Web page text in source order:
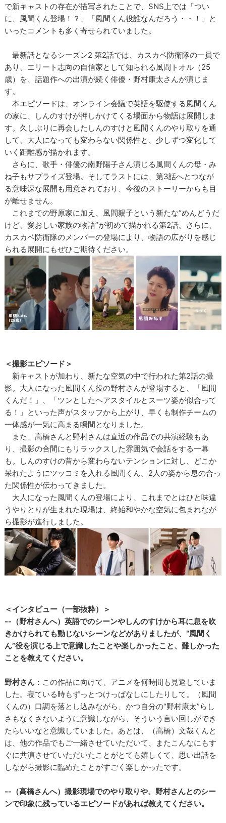
で新キャストの存在が描写されたことで、SNS上では「つい
に、風間くん登場！？」「風間くん役誰なんだろう・・！」と
いったコメントも多く寄せられていました。
最新話となるシーズン2 第2話では、カスカベ防衛隊の一員で
あり、エリート志向の自信家として知られる風間トオル（25
歳）を、話題作への出演が続く俳優・野村康太さんが演じま
す。
本エピソードは、オンライン会議で英語を駆使する風間くん
の家に、しんのすけが押しかけてくる場面から物語は展開しま
す。久しぶりに再会したしんのすけと風間くんのやり取りを通
して、大人になっても変わらない関係性と、少しずつ変化して
いく距離感が描かれます。
さらに、歌手・俳優の南野陽子さん演じる風間くんの母・み
ね子もサプライズ登場。そしてラストには、第3話へとつなが
る意味深な展開も用意されており、今後のストーリーからも目
が離せません。
これまでの野原家に加え、風間親子という新たな“めんどうだ
けど、愛おしい家族の物語”が初めて描かれる第2話。さらに、
カスカベ防衛隊のメンバーの登場により、物語の広がりを感じ
られる展開にもぜひご期待ください。
＜撮影エピソード＞
新キャストが加わり、新たな空気の中で行われた第2話の撮
影。大人になった風間くん役の野村さんが登場すると、「風間
くんだ！」、「ツンとしたヘアスタイルとスーツ姿が似合って
る！」といった声がスタッフから上がり、早くも制作チームの
一体感が一気に高まる瞬間となりました。
また、高橋さんと野村さんは直近の作品での共演経験もあ
り、撮影の合間にもリラックスした雰囲気で会話をする一幕
も。しんのすけの昔から変わらないテンションに対し、どこか
呆れたようにツッコミを入れる風間くん。2人の姿から息の合っ
た関係性が伝わってきました。
大人になった風間くんの登場により、これまでとはひと味違
うやりとりが生まれた現場は、終始和やかな空気に包まれなが
ら撮影が進行しました。
＜インタビュー（一部抜粋）＞
--（野村さんへ）英語でのシーンやしんのすけから耳に息を吹
きかけられても動じないシーンなどがありましたが、“風間く
ん”役を演じる上で意識したことや楽しかったこと、難しかった
ことを教えてください。
野村さん ：この作品に向けて、アニメを何時間も見返していま
した。寝ている時もずっとつけっぱなしにしたりして。（風間
くんの）口調を落とし込みながら、かつ自分の“野村康太”らし
さもなくさないように意識しながら、そういう言い回しができ
たらいいなと意識していました。あとは、（高橋）文哉くんと
は、他の作品でもご一緒させていただいて、またこんなにもす
ぐに共演させていただいたことがとても嬉しくて、思い出話を
しながら撮影に臨めたことがすごく楽しかったです。
--（高橋さんへ）撮影現場でのやり取りや、野村さんとのシー
ンで印象に残っているエピソードがあれば教えてください。